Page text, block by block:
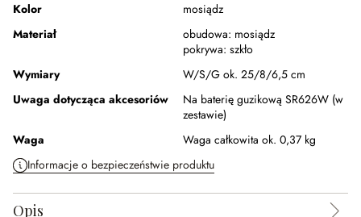
Kolor
mosiądz
Materiał
obudowa: mosiądz
pokrywa: szkło
Wymiary
W/S/G ok. 25/8/6,5 cm
Uwaga dotycząca akcesoriów
Na baterię guzikową SR626W (w
zestawie)
Waga
Waga całkowita ok. 0,37 kg
Informacje o bezpieczeństwie produktu
Opis